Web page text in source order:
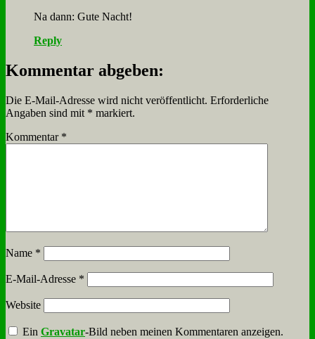
Na dann: Gu­te Nacht!
Reply
Kommentar abgeben:
Die E-Mail-Adresse wird nicht veröffentlicht. Erforderliche
Angaben sind mit * markiert.
Kommentar *
Name *
E-Mail-Adresse *
Website
EinGravatar-Bild neben meinen Kommentaren anzeigen.